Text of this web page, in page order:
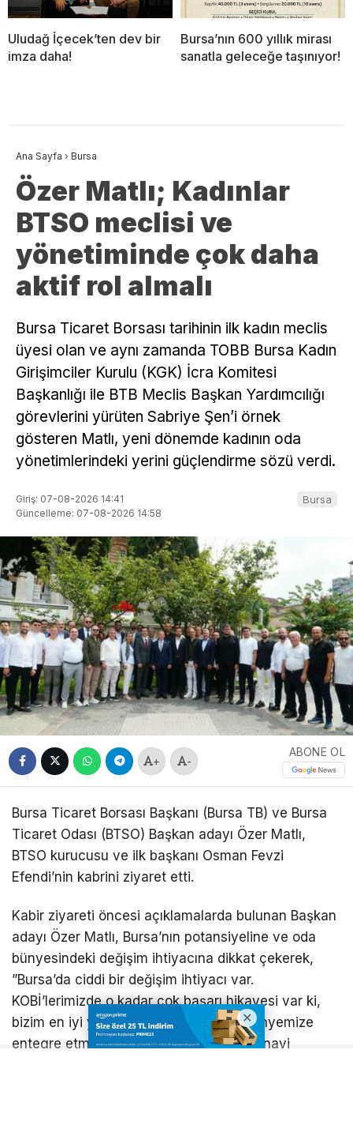
Uludağ İçecek’ten dev bir
imza daha!
Bursa’nın 600 yıllık mirası
sanatla geleceğe taşınıyor!
Ana Sayfa › Bursa
Özer Matlı; Kadınlar
BTSO meclisi ve
yönetiminde çok daha
aktif rol almalı
Bursa Ticaret Borsası tarihinin ilk kadın meclis
üyesi olan ve aynı zamanda TOBB Bursa Kadın
Girişimciler Kurulu (KGK) İcra Komitesi
Başkanlığı ile BTB Meclis Başkan Yardımcılığı
görevlerini yürüten Sabriye Şen’i örnek
gösteren Matlı, yeni dönemde kadının oda
yönetimlerindeki yerini güçlendirme sözü verdi.
Giriş: 07-08-2026 14:41
Güncelleme: 07-08-2026 14:58
Bursa
+ -
ABONE OL
Bursa Ticaret Borsası Başkanı (Bursa TB) ve Bursa
Ticaret Odası (BTSO) Başkan adayı Özer Matlı,
BTSO kurucusu ve ilk başkanı Osman Fevzi
Efendi’nin kabrini ziyaret etti.
​Kabir ziyareti öncesi açıklamalarda bulunan Başkan
adayı Özer Matlı, Bursa’nın potansiyeline ve oda
bünyesindeki değişim ihtiyacına dikkat çekerek, ​
”Bursa’da ciddi bir değişim ihtiyacı var.
KOBİ’lerimizde o kadar çok başarı hikayesi var ki,
bizim en iyi yapacağımız şey bunları bünyemize
entegre etmek. Bu değişimle beraber sanayi